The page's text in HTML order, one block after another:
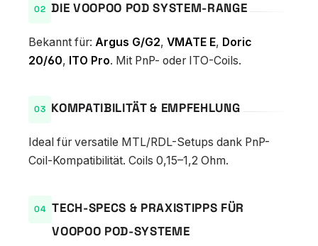
DIE VOOPOO POD SYSTEM-RANGE
Bekannt für: Argus G/G2, VMATE E, Doric
20/60, ITO Pro. Mit PnP- oder ITO-Coils.
KOMPATIBILITÄT & EMPFEHLUNG
Ideal für versatile MTL/RDL-Setups dank PnP-
Coil-Kompatibilität. Coils 0,15–1,2 Ohm.
TECH-SPECS & PRAXISTIPPS FÜR
VOOPOO POD-SYSTEME